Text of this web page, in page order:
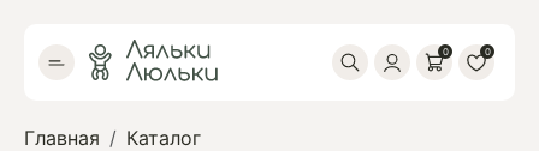
0 0
Главная
Каталог